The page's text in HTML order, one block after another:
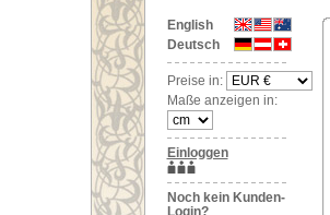
English
Deutsch
Preise in:
Maße anzeigen in:
Einloggen
Noch kein Kunden-
Login?